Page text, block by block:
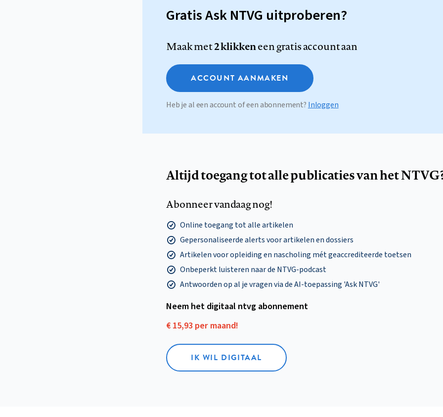
Gratis Ask NTVG uitproberen?
Maak met2 klikkeneen gratis account aan
ACCOUNT AANMAKEN
Heb je al een account of een abonnement? Inloggen
Altijd toegang tot alle publicaties van het
Abonneer vandaag nog!
Online toegang tot alle artikelen
Gepersonaliseerde alerts voor artikelen en dossiers
Artikelen voor opleiding en nascholing mét geaccrediteerde toetsen
Onbeperkt luisteren naar de NTVG-podcast
Antwoorden op al je vragen via de AI-toepassing 'Ask NTVG'
Neem het digitaal ntvg abonnement
€ 15,93 per maand!
IK WIL DIGITAAL